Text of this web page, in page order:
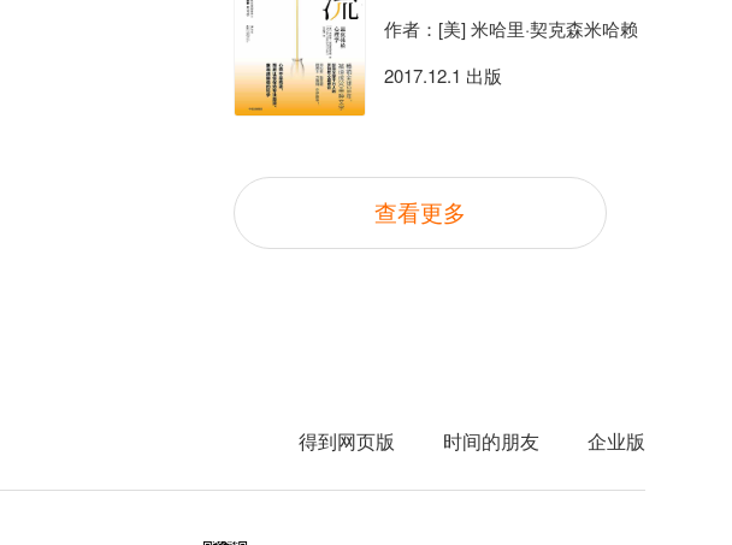
作者：[美] 米哈里·契克森米哈赖
2017.12.1 出版
查看更多
得到网页版 时间的朋友 企业版